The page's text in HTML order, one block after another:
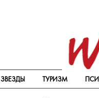
ЗВЕЗДЫ ТУРИЗМ